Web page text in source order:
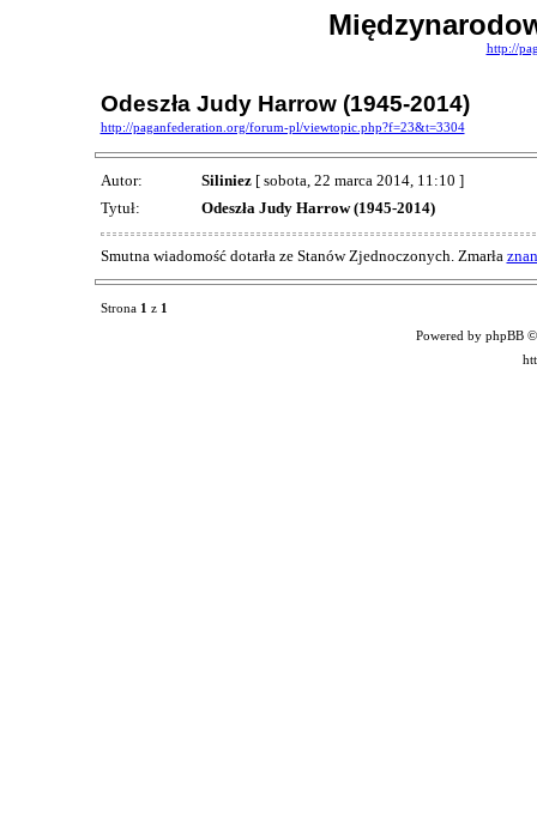
http://
Odeszła Judy Harrow (1945-2014)
http://paganfederation.org/forum-pl/viewtopic.php?f=23&t=3304
Autor: Siliniez[ sobota, 22 marca 2014, 11:10 ]
Tytuł:
Odeszła Judy Harrow (1945-2014)
Smutna wiadomość dotarła ze Stanów Zjednoczonych. Zmarła
Strona 1 z 1
Powered by phpBB